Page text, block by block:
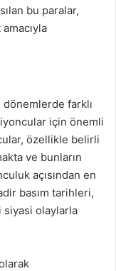
bu paralar,
farklı
için önemli
özellikle belirli
ve bunların
açısından en
basım tarihleri,
siyasi olaylarla